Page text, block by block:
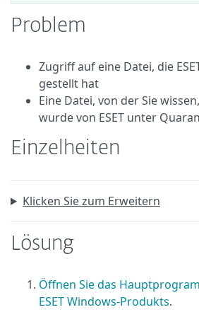
Problem
Zugriff auf eine Datei, die
gestellt hat
Eine Datei, von der Sie
wurde von ESET unter
Einzelheiten
Klicken Sie zum Erweitern
Lösung
Öffnen Sie das
ESET Windows-Produkts.